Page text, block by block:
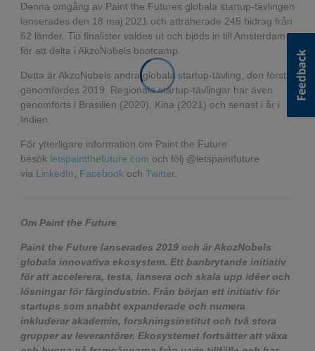
Denna omgång av Paint the Futures globala startup-tävlingen
lanserades den 18 maj 2021 och attraherade 245 bidrag från
62 länder. Tio finalister valdes ut och bjöds in till Amsterdam
för att delta i AkzoNobels bootcamp.
Detta är AkzoNobels andra globala startup-tävling, den första
genomfördes 2019. Regionala startup-tävlingar har även
genomförts i Brasilien (2020), Kina (2021) och senast i år i
Indien.
För ytterligare information om Paint the Future
besök letspaintthefuture.com och följ @letspaintfuture
via LinkedIn, Facebook och Twitter.
Om Paint the Future
Paint the Future lanserades 2019 och är AkozNobels
globala innovativa ekosystem. Ett banbrytande initiativ
för att accelerera, testa, lansera och skala upp idéer och
lösningar för färgindustrin. Från början ett initiativ för
startups som snabbt expanderade och numera
inkluderar akademin, forskningsinstitut och två stora
grupper av leverantörer. Ekosystemet fortsätter att växa